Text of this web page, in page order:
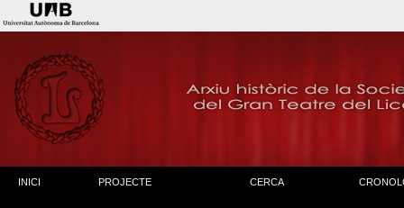
INICI PROJECTE CERCA